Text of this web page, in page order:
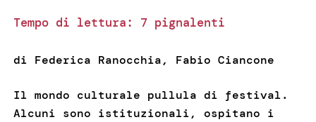
Tempo di lettura: 7 pignalenti
di Federica Ranocchia, Fabio Ciancone
Il mondo culturale pullula di festival.
Alcuni sono istituzionali, ospitano i